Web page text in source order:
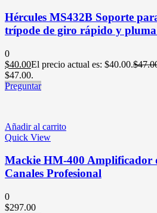
Hércules MS432B Soporte
trípode de giro rápido y pluma
0
$40.00El precio actual es: $40.00.$
$47.00.
Preguntar
Añadir al carrito
Quick View
Mackie HM-400 Amplificador
Canales Profesional
0
$297.00